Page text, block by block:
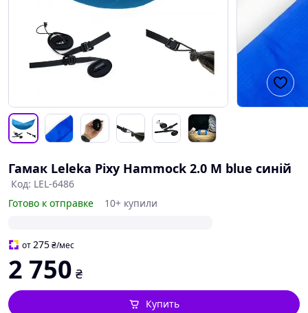
Гамак Leleka Pixy Hammock 2.0 M blue синій
Код: LEL-6486
Готово к отправке
10+ купили
от275₴/мес
2 750 ₴
Купить